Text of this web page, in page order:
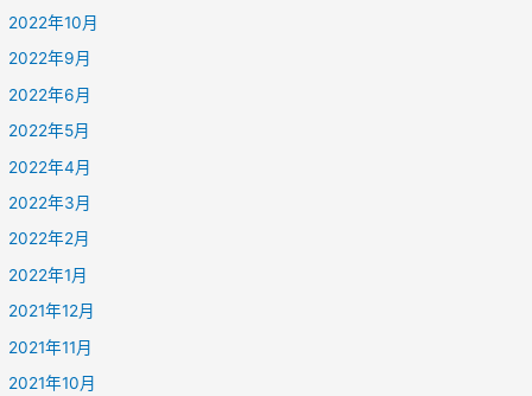
2022年10月
2022年9月
2022年6月
2022年5月
2022年4月
2022年3月
2022年2月
2022年1月
2021年12月
2021年11月
2021年10月